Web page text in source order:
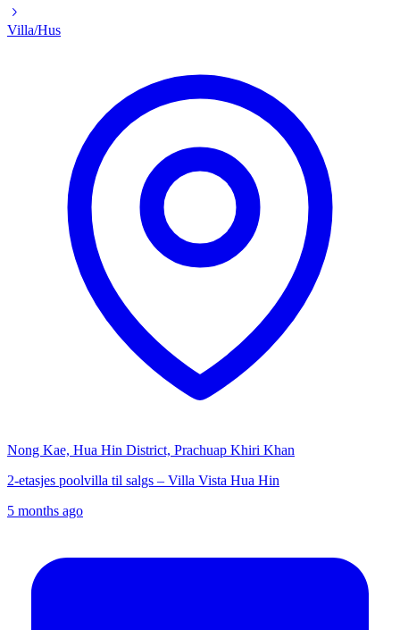
Villa/Hus
Nong Kae, Hua Hin District, Prachuap Khiri Khan
2-etasjes poolvilla til salgs – Villa Vista Hua Hin
5 months ago